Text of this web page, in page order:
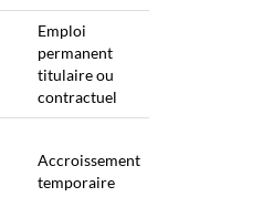
Emploi
permanent
titulaire ou
contractuel
Accroissement
temporaire